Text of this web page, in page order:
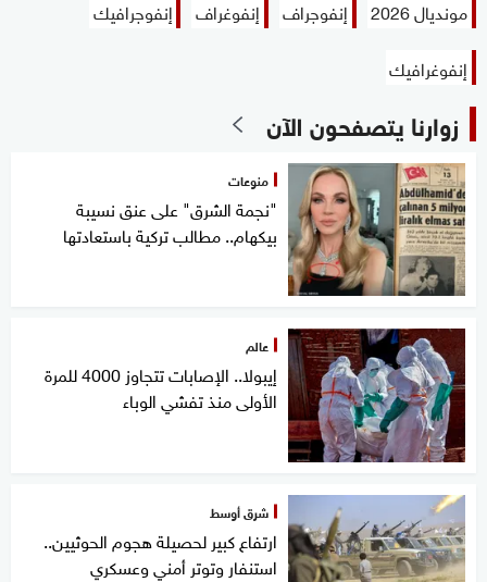
مونديال 2026 إنفوجراف إنفوغراف
إنفوجرافيك
إنفوغرافيك
زوارنا يتصفحون الآن
منوعات
"نجمة الشرق" على عنق نسيبة
بيكهام.. مطالب تركية باستعادتها
عالم
إيبولا.. الإصابات تتجاوز 4000 للمرة
الأولى منذ تفشي الوباء
شرق أوسط
ارتفاع كبير لحصيلة هجوم الحوثيين..
استنفار وتوتر أمني وعسكري